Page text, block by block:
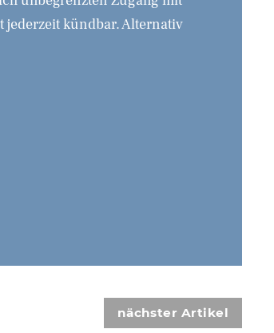
jederzeit kündbar. Alternativ
nächster Artikel